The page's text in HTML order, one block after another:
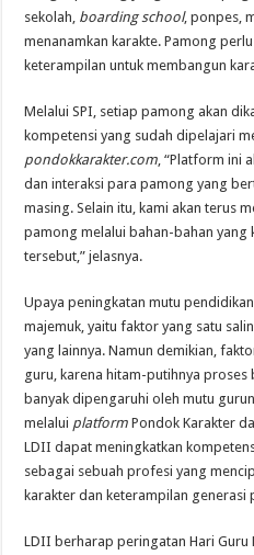
sekolah, boarding school, ponpes,
menanamkan karakte. Pamong
keterampilan untuk membangun
Melalui SPI, setiap pamong akan
kompetensi yang sudah dipelajari
pondokkarakter.com, “Platform ini
dan interaksi para pamong yang
masing. Selain itu, kami akan terus
pamong melalui bahan-bahan
tersebut,” jelasnya.
Upaya peningkatan mutu
majemuk, yaitu faktor yang satu
yang lainnya. Namun demikian,
guru, karena hitam-putihnya
banyak dipengaruhi oleh mutu
melalui platform Pondok Karakter
LDII dapat meningkatkan
sebagai sebuah profesi yang
karakter dan keterampilan generasi
LDII berharap peringatan Hari Guru